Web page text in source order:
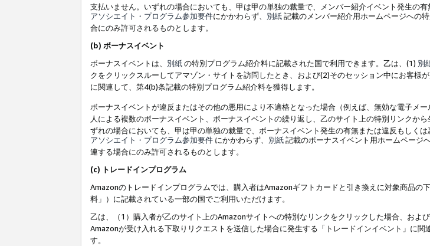
支払いません。いずれの場合においても、甲は甲の単独の裁量で、メンバー紹介イベント発生の
アソシエイト・プログラム参加要件にかかわらず、 別紙記載のメンバー紹介用ホームページへの
合にのみ許可されるものとします。
(b) ボーナスイベント
ボーナスイベントは、 別紙の特別プログラム紹介料に記載された国で利用できます。乙は、(1) 別
クをクリックスルーしてアマゾン・サイトを訪問したとき、および(2)そのセッション中にお客様が
に関連して、第4(b)条記載の特別プログラム紹介料を獲得します。
ボーナスイベントが違反またはその他の悪用により不適格となった場合（例えば、無効な電子メ
人による複数のボーナスイベント、ボーナスイベントの繰り返し、乙のサイト上の特別リンクか
ずれの場合においても、甲は甲の単独の裁量で、ボーナスイベント発生の有無または違反もしくは
アソシエイト・プログラム参加要件 にかかわらず、 別紙記載のボーナスイベント用ホームページ
連する場合にのみ許可されるものとします。
(c) トレードインプログラム
Amazonのトレードインプログラムでは、購入者はAmazonギフトカードと引き換えに対象商品
料」）に記載されている一部の国でご利用いただけます。
乙は、（1）購入者が乙のサイト上のAmazonサイトへの特別なリンクをクリックした場合、およ
Amazonが受け入れる下取りリクエストを送信した場合に発生する「トレードインイベント」に
す。